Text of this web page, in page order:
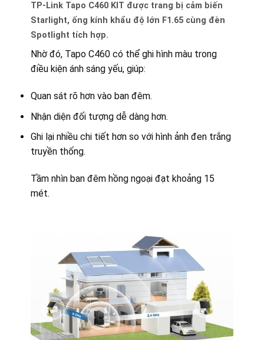
TP-Link Tapo C460 KIT được trang bị cảm biến
Starlight, ống kính khẩu độ lớn F1.65 cùng đèn
Spotlight tích hợp.
Nhờ đó, Tapo C460 có thể ghi hình màu trong
điều kiện ánh sáng yếu, giúp:
Quan sát rõ hơn vào ban đêm.
Nhận diện đối tượng dễ dàng hơn.
Ghi lại nhiều chi tiết hơn so với hình ảnh đen trắng
truyền thống.
Tầm nhìn ban đêm hồng ngoại đạt khoảng 15
mét.